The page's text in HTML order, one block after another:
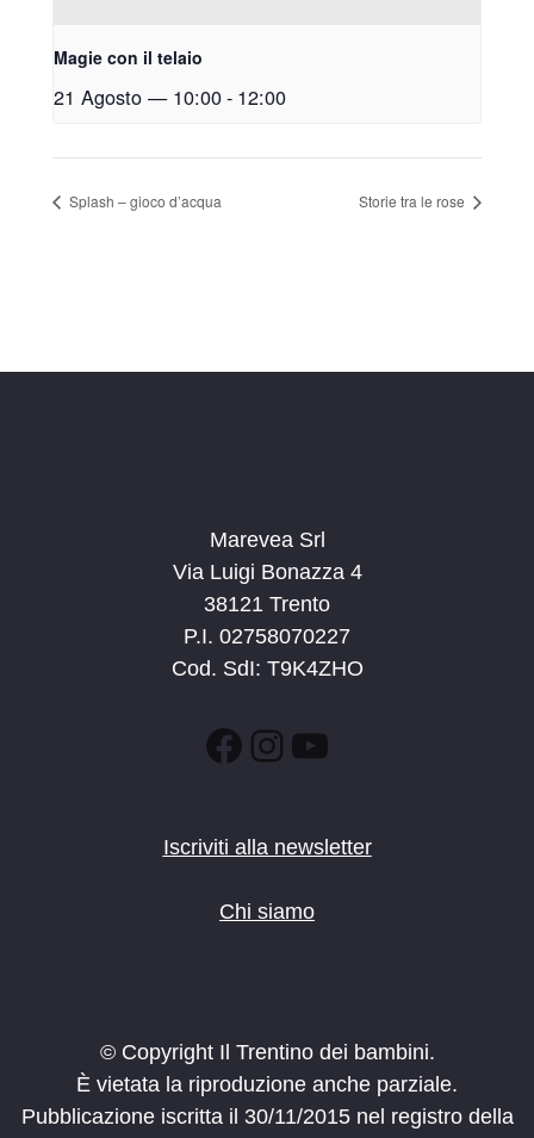
Magie con il telaio
21 Agosto — 10:00- 12:00
Splash – gioco d’acqua Storie tra le rose
Marevea Srl
Via Luigi Bonazza 4
38121 Trento
P.I. 02758070227
Cod. SdI: T9K4ZHO
Facebook
Instagram
YouTube
Iscriviti alla newsletter
Chi siamo
© Copyright Il Trentino dei bambini.
È vietata la riproduzione anche parziale.
Pubblicazione iscritta il 30/11/2015 nel registro della